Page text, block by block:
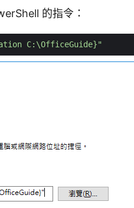
的指令：
C:\OfficeGuide}"